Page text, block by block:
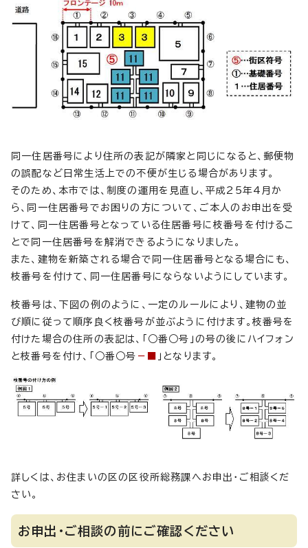
同一住居番号により住所の表記が隣家と同じになると、郵便物
の誤配など日常生活上での不便が生じる場合があります。
そのため、本市では、制度の運用を見直し、平成25年4月か
ら、同一住居番号でお困りの方について、ご本人のお申出を受
けて、同一住居番号となっている住居番号に枝番号を付けるこ
とで同一住居番号を解消できるようになりました。
また、建物を新築される場合で同一住居番号となる場合にも、
枝番号を付けて、同一住居番号にならないようにしています。
枝番号は、下図の例のように、一定のルールにより、建物の並
び順に従って順序良く枝番号が並ぶように付けます。枝番号を
付けた場合の住所の表記は、「○番○号」の号の後にハイフォン
と枝番号を付け、「○番○号 －■ 」となります。
詳しくは、お住まいの区の区役所総務課へお申出・ご相談くだ
さい。
お申出・ご相談の前にご確認ください